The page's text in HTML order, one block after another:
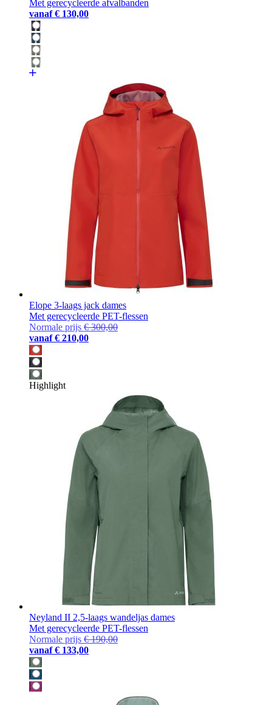
Met gerecycleerde afvalbanden
vanaf € 130,00
Elope 3-laags jack dames
Met gerecycleerde PET-flessen
Normale prijs € 300,00
vanaf € 210,00
Highlight
Neyland II 2,5-laags wandeljas dames
Met gerecycleerde PET-flessen
Normale prijs € 190,00
vanaf € 133,00